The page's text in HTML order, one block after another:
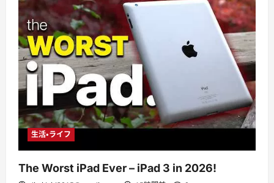
生活・ライフ
The Worst iPad Ever – iPad 3 in 2026!